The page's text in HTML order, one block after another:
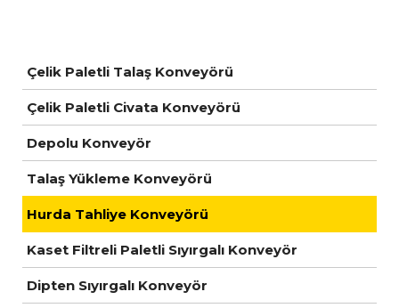
Çelik Paletli Talaş Konveyörü
Çelik Paletli Civata Konveyörü
Depolu Konveyör
Talaş Yükleme Konveyörü
Hurda Tahliye Konveyörü
Kaset Filtreli Paletli Sıyırgalı Konveyör
Dipten Sıyırgalı Konveyör